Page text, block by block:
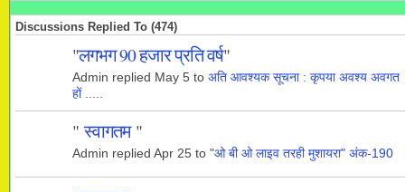
Discussions Replied To (474)
"लगभग 90 हजार प्रति वर्ष"
Admin replied May 5 to अति आवश्यक सूचना : कृपया अवश्य अवगत
हों .....
"स्वागतम"
Admin replied Apr 25 to "ओ बी ओ लाइव तरही मुशायरा" अंक-190